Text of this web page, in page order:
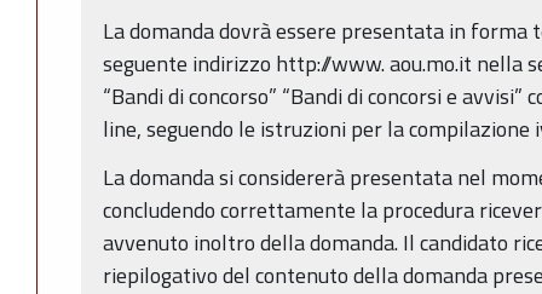
La domanda dovrà essere presentata in forma
seguente indirizzo http://www. aou.mo.it nella
“Bandi di concorso” “Bandi di concorsi e
line, seguendo le istruzioni per la compilazione
La domanda si considererà presentata nel
concludendo correttamente la procedura
avvenuto inoltro della domanda. Il candidato
riepilogativo del contenuto della domanda